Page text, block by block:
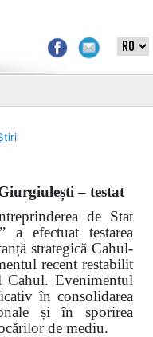
– testat
de Stat
a efectuat testarea
strategică Cahul-
recent restabilit
Cahul. Evenimentul
în consolidarea
și în sporirea
de mediu.